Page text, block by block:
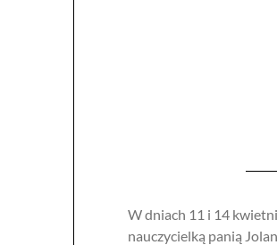
W dniach 11 i 14
nauczycielką panią